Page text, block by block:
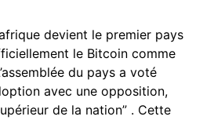
devient le premier pays
le Bitcoin comme
du pays a voté
avec une opposition,
de la nation” . Cette